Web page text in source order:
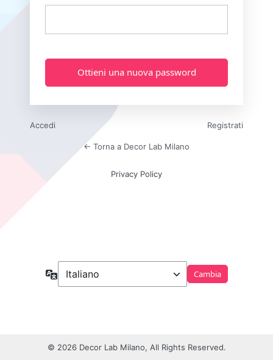
Accedi Registrati
← Torna a Decor Lab Milano
Privacy Policy
Lingua
© 2026 Decor Lab Milano, All Rights Reserved.